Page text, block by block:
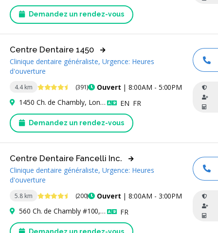
Demandez un rendez-vous
4.4 km 4.7 étoiles (391) Ouvert | 8:00AM - 5:00PM
Centre Dentaire 1450
Clinique dentaire généraliste, Urgence: Heures
d'ouverture
Demandez un rendez-vous
1450 Ch. de Chambly, Longueuil, QC J4J 3X3, Canada EN Anglais
FR
5.8 km 4.6 étoiles (200) Ouvert | 8:00AM - 3:00PM
Centre Dentaire Fancelli Inc.
Clinique dentaire généraliste, Urgence: Heures
d'ouverture
Demandez un rendez-vous
560 Ch. de Chambly #100, Longueuil, QC J4H 3L8, Canada FR